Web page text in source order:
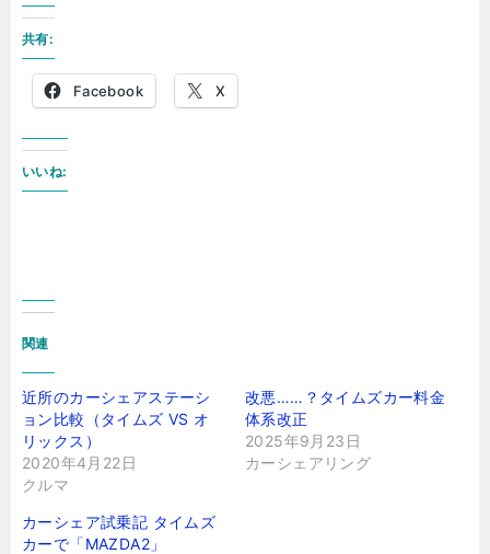
共有:
Facebook X
いいね:
関連
近所のカーシェアステーシ
ョン比較（タイムズ VS オ
リックス）
2020年4月22日
クルマ
改悪……？タイムズカー料金
体系改正
2025年9月23日
カーシェアリング
カーシェア試乗記 タイムズ
カーで「MAZDA2」